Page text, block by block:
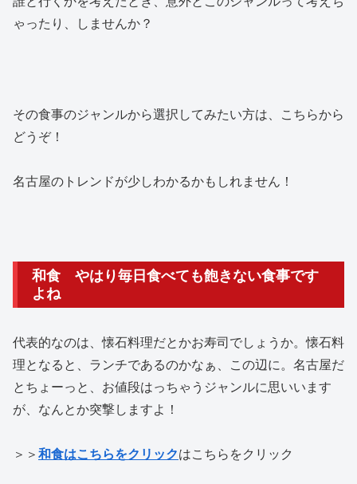
ゃったり、しませんか？
その食事のジャンルから選択してみたい方は、こちらから
どうぞ！
名古屋のトレンドが少しわかるかもしれません！
和食 やはり毎日食べても飽きない食事です
よね
代表的なのは、懐石料理だとかお寿司でしょうか。懐石料
理となると、ランチであるのかなぁ、この辺に。名古屋だ
とちょーっと、お値段はっちゃうジャンルに思いいます
が、なんとか突撃しますよ！
＞＞ 和食はこちらをクリックはこちらをクリック